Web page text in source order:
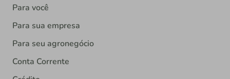
Para você
Para sua empresa
Para seu agronegócio
Conta Corrente